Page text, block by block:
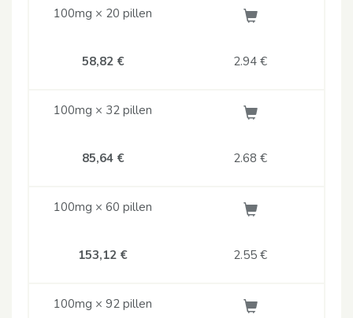
100mg × 20 pillen
58,82 € 2.94 €
100mg × 32 pillen
85,64 € 2.68 €
100mg × 60 pillen
153,12 € 2.55 €
100mg × 92 pillen